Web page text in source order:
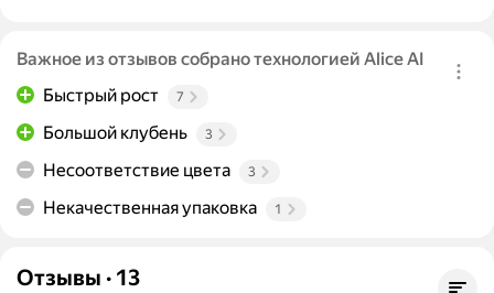
Важное из отзывов собрано технологией Alice AI
Быстрый рост
7
Большой клубень 3
Несоответствие цвета 3
Некачественная упаковка 1
Отзывы · 13